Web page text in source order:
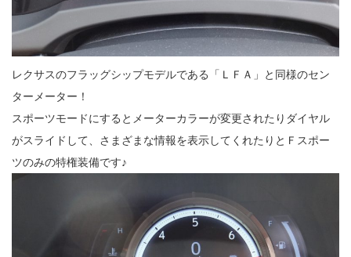
レクサスのフラッグシップモデルである「ＬＦＡ」と同様のセン
ターメーター！
スポーツモードにするとメーターカラーが変更されたりダイヤル
がスライドして、さまざまな情報を表示してくれたりとＦスポー
ツのみの特権装備です♪